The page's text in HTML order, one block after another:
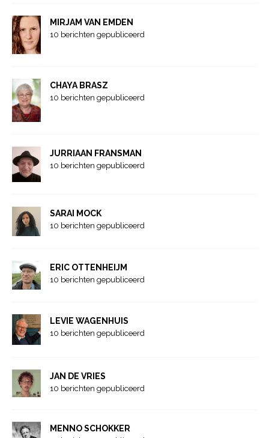
MIRJAM VAN EMDEN
10 berichten gepubliceerd
CHAYA BRASZ
10 berichten gepubliceerd
JURRIAAN FRANSMAN
10 berichten gepubliceerd
SARAI MOCK
10 berichten gepubliceerd
ERIC OTTENHEIJM
10 berichten gepubliceerd
LEVIE WAGENHUIS
10 berichten gepubliceerd
JAN DE VRIES
10 berichten gepubliceerd
MENNO SCHOKKER